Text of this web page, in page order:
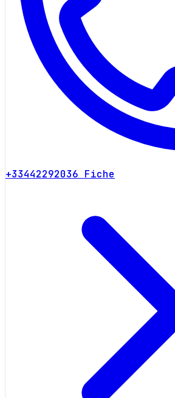
+33442292036 Fiche